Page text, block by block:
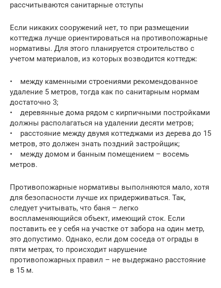
рассчитываются санитарные отступы
Если никаких сооружений нет, то при размещении
коттеджа лучше ориентироваться на противопожарные
нормативы. Для этого планируется строительство с
учетом материалов, из которых возводится коттедж:
• между каменными строениями рекомендованное
удаление 5 метров, тогда как по санитарным нормам
достаточно 3;
• деревянные дома рядом с кирпичными постройками
должны располагаться на удалении десяти метров;
• расстояние между двумя коттеджами из дерева до 15
метров, это должен знать поздний застройщик;
• между домом и банным помещением – восемь
метров.
Противопожарные нормативы выполняются мало, хотя
для безопасности лучше их придерживаться. Так,
следует учитывать, что баня – легко
воспламеняющийся объект, имеющий сток. Если
поставить ее у себя на участке от забора на один метр,
это допустимо. Однако, если дом соседа от ограды в
пяти метрах, то происходит нарушение
противопожарных правил – не выдержано расстояние
в 15 м.